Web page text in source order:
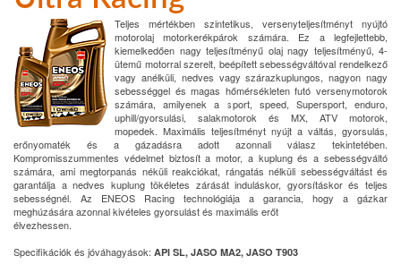
Teljes mértékben szintetikus, versenyteljesítményt nyújtó
motorolaj motorkerékpárok számára. Ez a legfejlettebb,
kiemelkedően nagy teljesítményű olaj nagy teljesítményű, 4-
ütemű motorral szerelt, beépített sebességváltóval rendelkező
vagy anélküli, nedves vagy szárazkuplungos, nagyon nagy
sebességgel és magas hőmérsékleten futó versenymotorok
számára, amilyenek a sport, speed, Supersport, enduro,
uphill/gyorsulási, salakmotorok és MX, ATV motorok,
mopedek. Maximális teljesítményt nyújt a váltás, gyorsulás,
erőnyomaték és a gázadásra adott azonnali válasz tekintetében.
Kompromisszummentes védelmet biztosít a motor, a kuplung és a sebességváltó
számára, ami megtorpanás néküli reakciókat, rángatás nélküli sebességváltást és
garantálja a nedves kuplung tökéletes zárását induláskor, gyorsításkor és teljes
sebességnél. Az ENEOS Racing technológiája a garancia, hogy a gázkar
meghúzására azonnal kivételes gyorsulást és maximális erőt
élvezhessen.
Specifikációk és jóváhagyások: API SL, JASO MA2, JASO T903